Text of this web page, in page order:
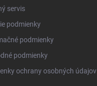
servis
podmienky
podmienky
podmienky
ochrany osobných údajov